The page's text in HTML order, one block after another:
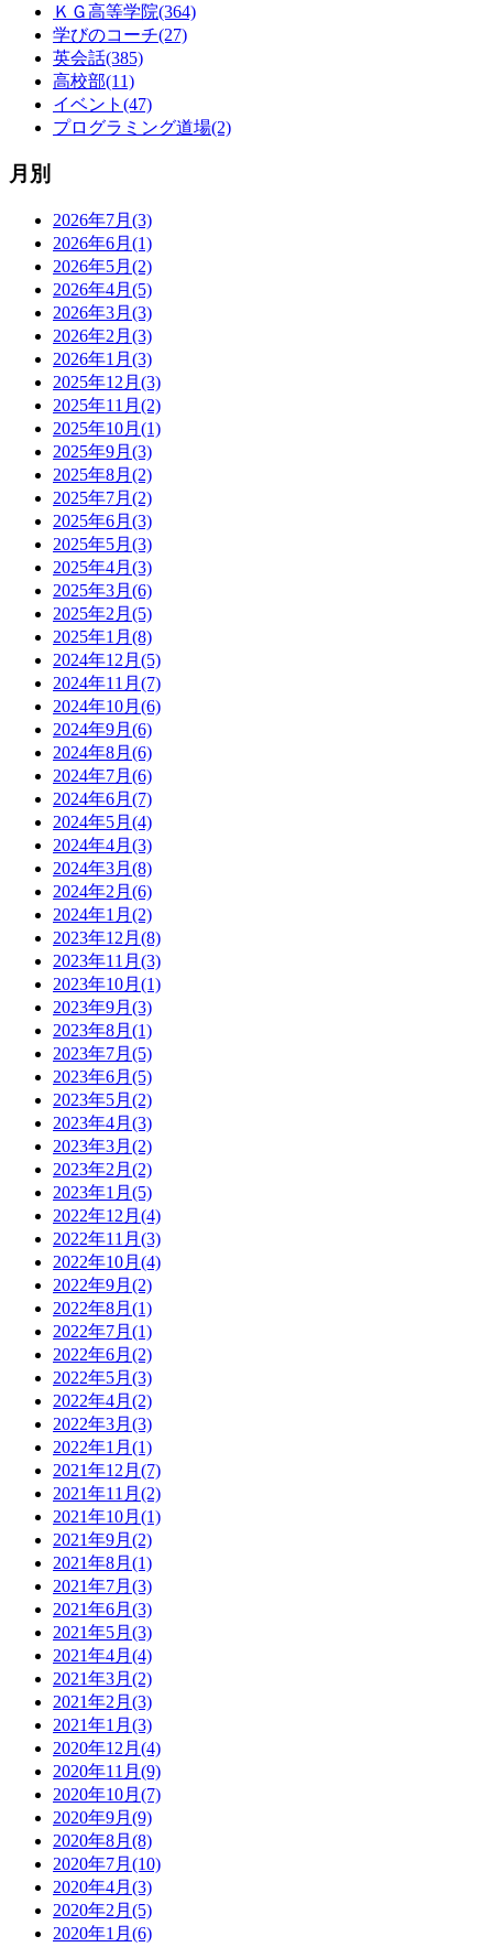
ＫＧ高等学院(364)
学びのコーチ(27)
英会話(385)
高校部(11)
イベント(47)
プログラミング道場(2)
月別
2026年7月(3)
2026年6月(1)
2026年5月(2)
2026年4月(5)
2026年3月(3)
2026年2月(3)
2026年1月(3)
2025年12月(3)
2025年11月(2)
2025年10月(1)
2025年9月(3)
2025年8月(2)
2025年7月(2)
2025年6月(3)
2025年5月(3)
2025年4月(3)
2025年3月(6)
2025年2月(5)
2025年1月(8)
2024年12月(5)
2024年11月(7)
2024年10月(6)
2024年9月(6)
2024年8月(6)
2024年7月(6)
2024年6月(7)
2024年5月(4)
2024年4月(3)
2024年3月(8)
2024年2月(6)
2024年1月(2)
2023年12月(8)
2023年11月(3)
2023年10月(1)
2023年9月(3)
2023年8月(1)
2023年7月(5)
2023年6月(5)
2023年5月(2)
2023年4月(3)
2023年3月(2)
2023年2月(2)
2023年1月(5)
2022年12月(4)
2022年11月(3)
2022年10月(4)
2022年9月(2)
2022年8月(1)
2022年7月(1)
2022年6月(2)
2022年5月(3)
2022年4月(2)
2022年3月(3)
2022年1月(1)
2021年12月(7)
2021年11月(2)
2021年10月(1)
2021年9月(2)
2021年8月(1)
2021年7月(3)
2021年6月(3)
2021年5月(3)
2021年4月(4)
2021年3月(2)
2021年2月(3)
2021年1月(3)
2020年12月(4)
2020年11月(9)
2020年10月(7)
2020年9月(9)
2020年8月(8)
2020年7月(10)
2020年4月(3)
2020年2月(5)
2020年1月(6)